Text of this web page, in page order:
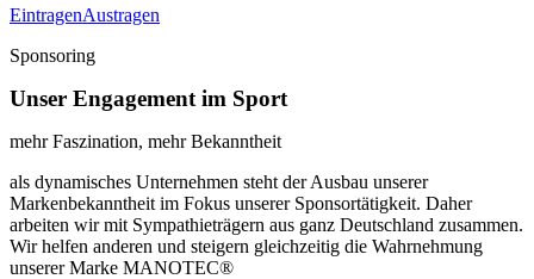
EintragenAustragen
Sponsoring
Unser Engagement im Sport
mehr Faszination, mehr Bekanntheit
als dynamisches Unternehmen steht der Ausbau unserer
Markenbekanntheit im Fokus unserer Sponsortätigkeit. Daher
arbeiten wir mit Sympathieträgern aus ganz Deutschland zusammen.
Wir helfen anderen und steigern gleichzeitig die Wahrnehmung
unserer Marke MANOTEC®